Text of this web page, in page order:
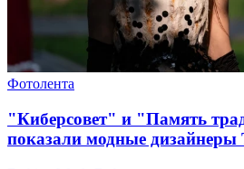
Фотолента
"Киберсовет" и "Память
показали модные дизайнеры